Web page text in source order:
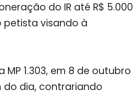
do IR até R$ 5.000
visando à
1.303, em 8 de outubro
do dia, contrariando